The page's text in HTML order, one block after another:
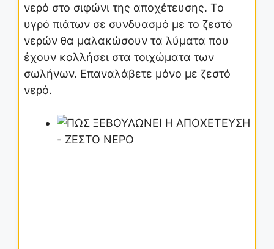
νερό στο σιφώνι της αποχέτευσης. Το
υγρό πιάτων σε συνδυασμό με το ζεστό
νερών θα μαλακώσουν τα λύματα που
έχουν κολλήσει στα τοιχώματα των
σωλήνων. Επαναλάβετε μόνο με ζεστό
νερό.